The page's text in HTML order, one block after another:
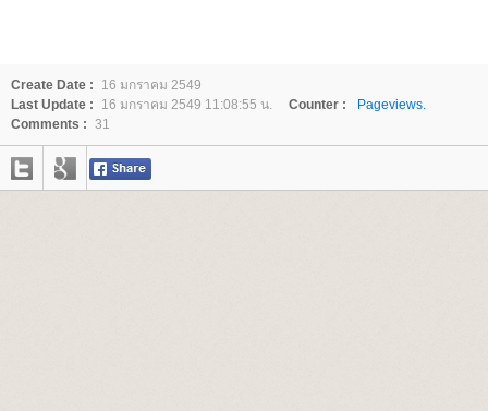
Create Date :
16 มกราคม 2549
Last Update :
16 มกราคม 2549 11:08:55 น. Counter :
Pageviews.
Comments : 31